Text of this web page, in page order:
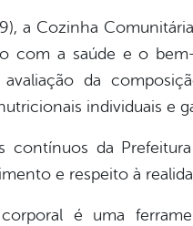
a Cozinha
com a saúde e o
da
individuais e
contínuos da
e respeito à
é uma